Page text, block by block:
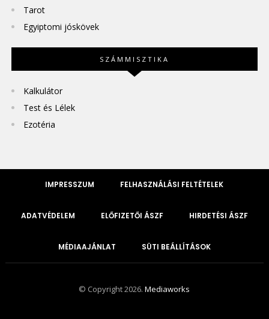
Tarot
Egyiptomi jóskövek
SZÁMMISZTIKA
Kalkulátor
Test és Lélek
Ezotéria
IMPRESSZUM FELHASZNÁLÁSI FELTÉTELEK
ADATVÉDELEM ELŐFIZETŐI ÁSZF HIRDETÉSI ÁSZF
MÉDIAAJÁNLAT SÜTI BEÁLLÍTÁSOK
© Copyright 2026.Mediaworks